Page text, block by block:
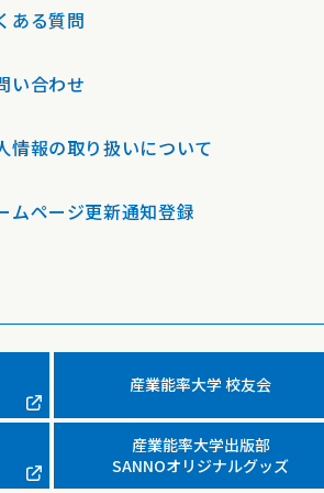
ある質問
い合わせ
情報の取り扱いについて
ムページ更新通知登録
産業能率大学 校友会
産業能率大学出版部
SANNOオリジナルグッズ